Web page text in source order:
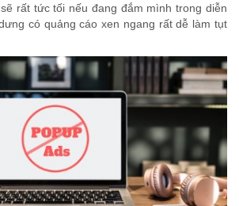
rất tức tối nếu đang đắm mình trong diễn
có quảng cáo xen ngang rất dễ làm tụt